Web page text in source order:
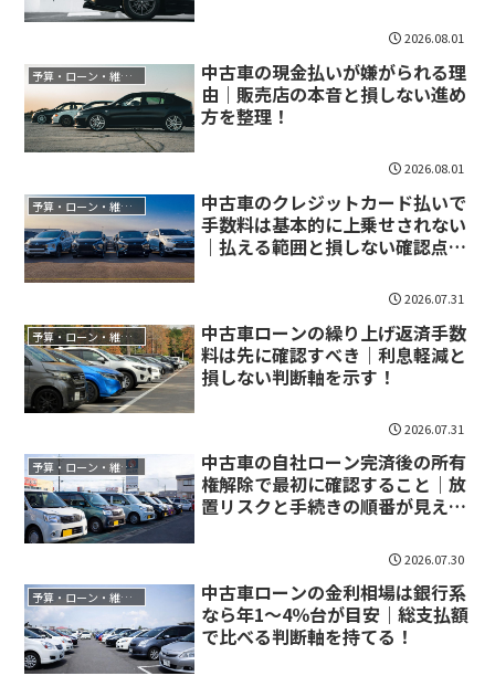
2026.08.01
予算・ローン・維持費
中古車の現金払いが嫌がられる理
由｜販売店の本音と損しない進め
方を整理！
2026.08.01
予算・ローン・維持費
中古車のクレジットカード払いで
手数料は基本的に上乗せされない
｜払える範囲と損しない確認点を
2026.07.31
予算・ローン・維持費
中古車ローンの繰り上げ返済手数
料は先に確認すべき｜利息軽減と
損しない判断軸を示す！
2026.07.31
予算・ローン・維持費
中古車の自社ローン完済後の所有
権解除で最初に確認すること｜放
置リスクと手続きの順番が見えて
2026.07.30
予算・ローン・維持費
中古車ローンの金利相場は銀行系
なら年1〜4％台が目安｜総支払額
で比べる判断軸を持てる！